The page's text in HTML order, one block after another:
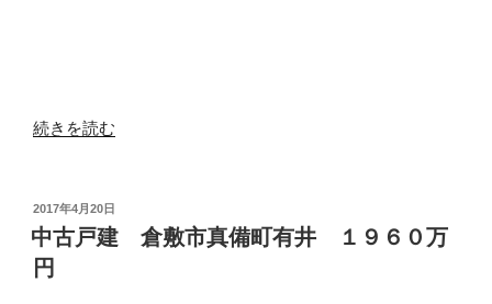
“中
建
倉
敷
市
続きを読む
投
稿
日:
2017年4月20日
中古戸建 倉敷市真備町有井 １９６０万
円